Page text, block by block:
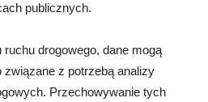
publicznych.
drogowego, dane mogą
z potrzebą analizy
Przechowywanie tych